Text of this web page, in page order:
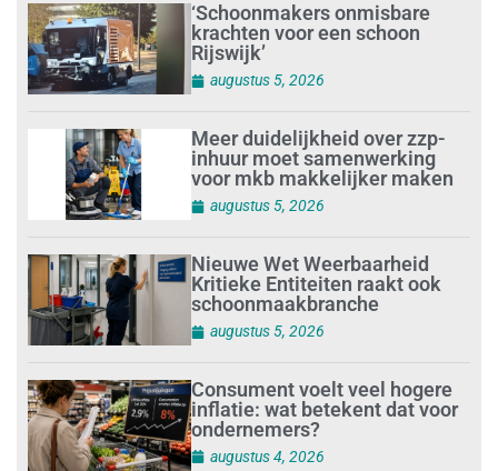
‘Schoonmakers onmisbare
krachten voor een schoon
Rijswijk’
augustus 5, 2026
Meer duidelijkheid over zzp-
inhuur moet samenwerking
voor mkb makkelijker maken
augustus 5, 2026
Nieuwe Wet Weerbaarheid
Kritieke Entiteiten raakt ook
schoonmaakbranche
augustus 5, 2026
Consument voelt veel hogere
inflatie: wat betekent dat voor
ondernemers?
augustus 4, 2026